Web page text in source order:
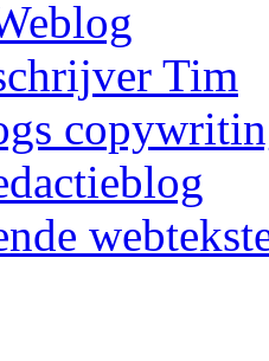
Tim